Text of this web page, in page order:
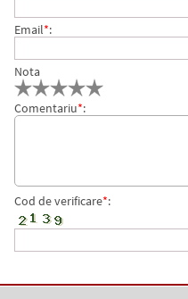
Email*:
Nota
Comentariu*:
Cod de verificare*: